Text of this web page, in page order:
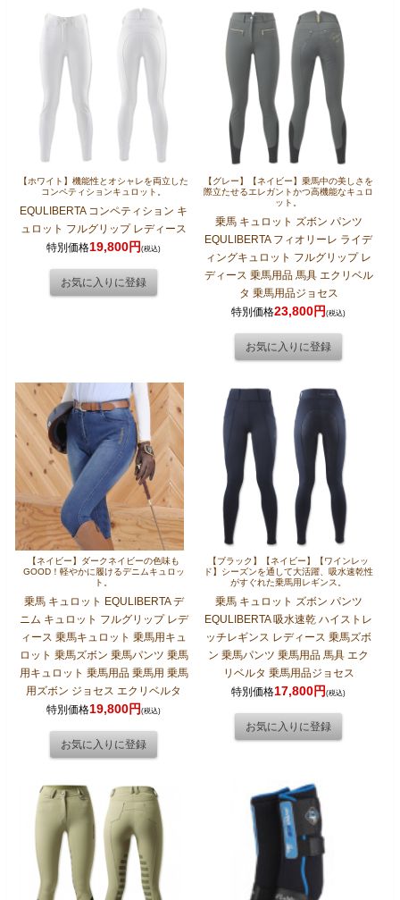
【ホワイト】機能性とオシャレを両立した
コンペティションキュロット。
EQULIBERTA コンペティション キ
ュロット フルグリップ レディース
特別価格19,800円(税込)
【グレー】【ネイビー】乗馬中の美しさを
際立たせるエレガントかつ高機能なキュロ
ット。
乗馬 キュロット ズボン パンツ
EQULIBERTA フィオリーレ ライデ
ィングキュロット フルグリップ レ
ディース 乗馬用品 馬具 エクリベル
タ 乗馬用品ジョセス
特別価格23,800円(税込)
【ネイビー】ダークネイビーの色味も
GOOD！軽やかに履けるデニムキュロッ
ト。
乗馬 キュロット EQULIBERTA デ
ニム キュロット フルグリップ レデ
ィース 乗馬キュロット 乗馬用キュ
ロット 乗馬ズボン 乗馬パンツ 乗馬
用キュロット 乗馬用品 乗馬用 乗馬
用ズボン ジョセス エクリベルタ
特別価格19,800円(税込)
【ブラック】【ネイビー】【ワインレッ
ド】シーズンを通して大活躍、吸水速乾性
がすぐれた乗馬用レギンス。
乗馬 キュロット ズボン パンツ
EQULIBERTA 吸水速乾 ハイストレ
ッチレギンス レディース 乗馬ズボ
ン 乗馬パンツ 乗馬用品 馬具 エク
リベルタ 乗馬用品ジョセス
特別価格17,800円(税込)